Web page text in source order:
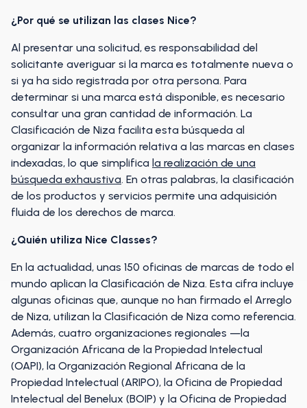
¿Por qué se utilizan las clases Nice?
Al presentar una solicitud, es responsabilidad del
solicitante averiguar si la marca es totalmente nueva o
si ya ha sido registrada por otra persona. Para
determinar si una marca está disponible, es necesario
consultar una gran cantidad de información. La
Clasificación de Niza facilita esta búsqueda al
organizar la información relativa a las marcas en clases
indexadas, lo que simplifica la realización de una
búsqueda exhaustiva. En otras palabras, la clasificación
de los productos y servicios permite una adquisición
fluida de los derechos de marca.
¿Quién utiliza Nice Classes?
En la actualidad, unas 150 oficinas de marcas de todo el
mundo aplican la Clasificación de Niza. Esta cifra incluye
algunas oficinas que, aunque no han firmado el Arreglo
de Niza, utilizan la Clasificación de Niza como referencia.
Además, cuatro organizaciones regionales —la
Organización Africana de la Propiedad Intelectual
(OAPI), la Organización Regional Africana de la
Propiedad Intelectual (ARIPO), la Oficina de Propiedad
Intelectual del Benelux (BOIP) y la Oficina de Propiedad